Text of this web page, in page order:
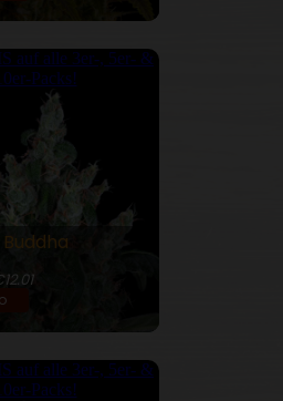
auf alle 3er-, 5er- &
10er-Packs!
auf alle 3er-, 5er- &
10er-Packs!